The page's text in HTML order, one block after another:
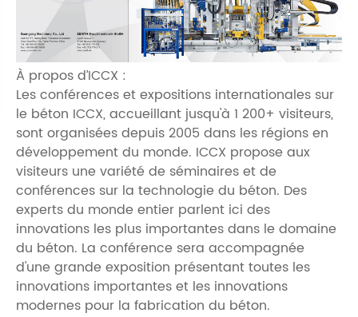
À propos d’ICCX :
Les conférences et expositions internationales sur
le béton ICCX, accueillant jusqu'à 1 200+ visiteurs,
sont organisées depuis 2005 dans les régions en
développement du monde. ICCX propose aux
visiteurs une variété de séminaires et de
conférences sur la technologie du béton. Des
experts du monde entier parlent ici des
innovations les plus importantes dans le domaine
du béton. La conférence sera accompagnée
d'une grande exposition présentant toutes les
innovations importantes et les innovations
modernes pour la fabrication du béton.